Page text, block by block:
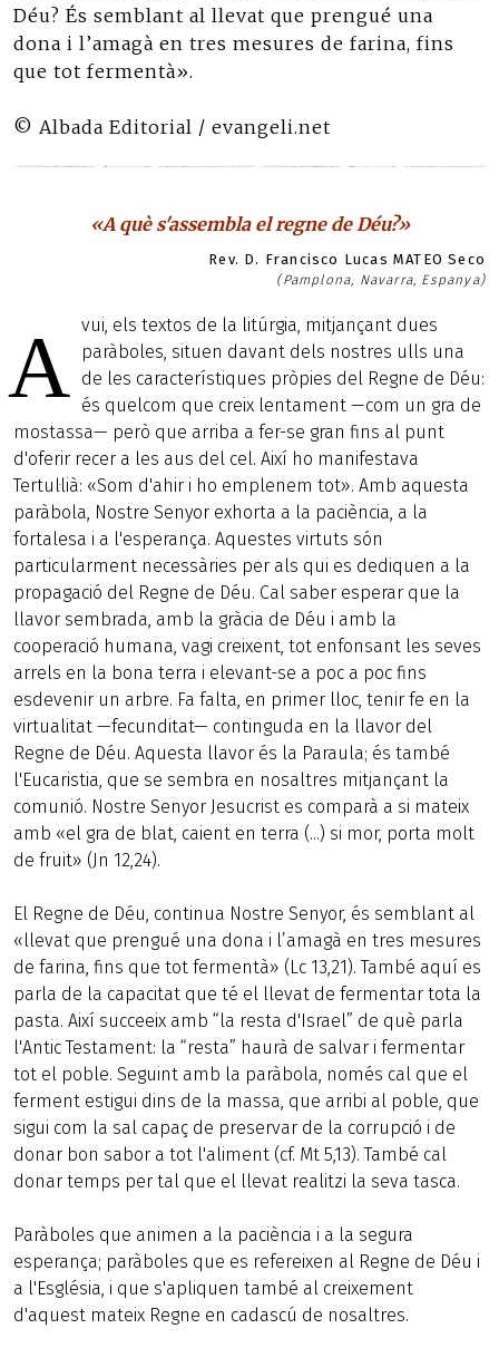
Déu? És semblant al llevat que prengué una
dona i l’amagà en tres mesures de farina, fins
que tot fermentà».
© Albada Editorial / evangeli.net
«A què s'assembla el regne de Déu?»
Rev. D. Francisco Lucas MATEO Seco
(Pamplona, Navarra, Espanya)
A vui, els textos de la litúrgia, mitjançant dues
paràboles, situen davant dels nostres ulls una
de les característiques pròpies del Regne de Déu:
és quelcom que creix lentament —com un gra de
mostassa— però que arriba a fer-se gran fins al punt
d'oferir recer a les aus del cel. Així ho manifestava
Tertul·lià: «Som d'ahir i ho emplenem tot». Amb aquesta
paràbola, Nostre Senyor exhorta a la paciència, a la
fortalesa i a l'esperança. Aquestes virtuts són
particularment necessàries per als qui es dediquen a la
propagació del Regne de Déu. Cal saber esperar que la
llavor sembrada, amb la gràcia de Déu i amb la
cooperació humana, vagi creixent, tot enfonsant les seves
arrels en la bona terra i elevant-se a poc a poc fins
esdevenir un arbre. Fa falta, en primer lloc, tenir fe en la
virtualitat —fecunditat— continguda en la llavor del
Regne de Déu. Aquesta llavor és la Paraula; és també
l'Eucaristia, que se sembra en nosaltres mitjançant la
comunió. Nostre Senyor Jesucrist es comparà a si mateix
amb «el gra de blat, caient en terra (...) si mor, porta molt
de fruit» (Jn 12,24).
El Regne de Déu, continua Nostre Senyor, és semblant al
«llevat que prengué una dona i l’amagà en tres mesures
de farina, fins que tot fermentà» (Lc 13,21). També aquí es
parla de la capacitat que té el llevat de fermentar tota la
pasta. Així succeeix amb “la resta d'Israel” de què parla
l'Antic Testament: la “resta” haurà de salvar i fermentar
tot el poble. Seguint amb la paràbola, només cal que el
ferment estigui dins de la massa, que arribi al poble, que
sigui com la sal capaç de preservar de la corrupció i de
donar bon sabor a tot l'aliment (cf. Mt 5,13). També cal
donar temps per tal que el llevat realitzi la seva tasca.
Paràboles que animen a la paciència i a la segura
esperança; paràboles que es refereixen al Regne de Déu i
a l'Església, i que s'apliquen també al creixement
d'aquest mateix Regne en cadascú de nosaltres.